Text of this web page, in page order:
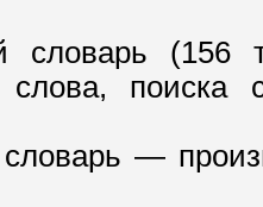
словарь
—